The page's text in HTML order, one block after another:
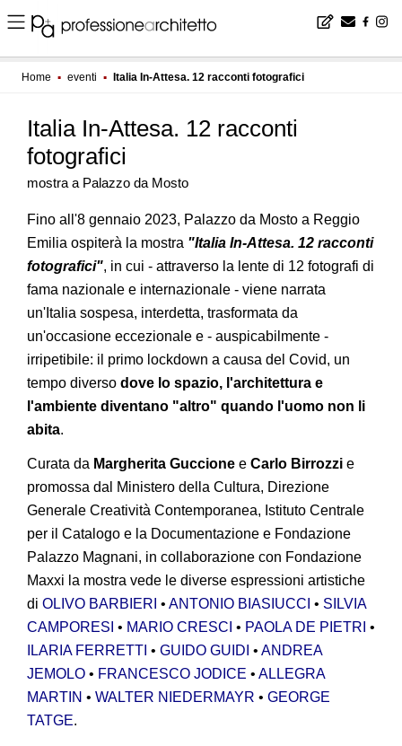
Home ▪ eventi ▪ Italia In-Attesa. 12 racconti fotografici
Italia In-Attesa. 12 racconti
fotografici
mostra a Palazzo da Mosto
Fino all'8 gennaio 2023, Palazzo da Mosto a Reggio
Emilia ospiterà la mostra "Italia In-Attesa. 12 racconti
fotografici", in cui - attraverso la lente di 12 fotografi di
fama nazionale e internazionale - viene narrata
un'Italia sospesa, interdetta, trasformata da
un'occasione eccezionale e - auspicabilmente -
irripetibile: il primo lockdown a causa del Covid, un
tempo diverso dove lo spazio, l'architettura e
l'ambiente diventano "altro" quando l'uomo non li
abita.
Curata da Margherita Guccione e Carlo Birrozzi e
promossa dal Ministero della Cultura, Direzione
Generale Creatività Contemporanea, Istituto Centrale
per il Catalogo e la Documentazione e Fondazione
Palazzo Magnani, in collaborazione con Fondazione
Maxxi la mostra vede le diverse espressioni artistiche
di OLIVO BARBIERI • ANTONIO BIASIUCCI • SILVIA
CAMPORESI • MARIO CRESCI • PAOLA DE PIETRI •
ILARIA FERRETTI • GUIDO GUIDI • ANDREA
JEMOLO • FRANCESCO JODICE • ALLEGRA
MARTIN • WALTER NIEDERMAYR • GEORGE
TATGE.